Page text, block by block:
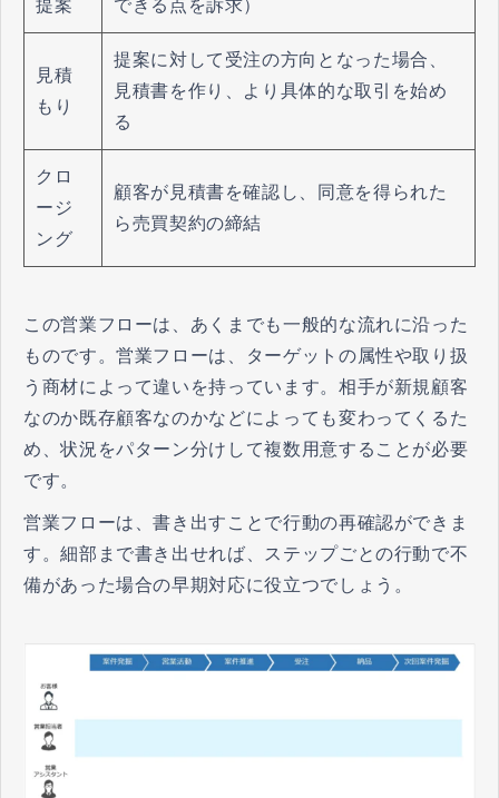
提案
できる点を訴求）
見積
もり
提案に対して受注の方向となった場合、
見積書を作り、より具体的な取引を始め
る
クロ
ージ
ング
顧客が見積書を確認し、同意を得られた
ら売買契約の締結
​​​​​​​この営業フローは、あくまでも一般的な流れに沿った
ものです。営業フローは、ターゲットの属性や取り扱
う商材によって違いを持っています。相手が新規顧客
なのか既存顧客なのかなどによっても変わってくるた
め、状況をパターン分けして複数用意することが必要
です。
営業フローは、書き出すことで行動の再確認ができま
す。細部まで書き出せれば、ステップごとの行動で不
備があった場合の早期対応に役立つでしょう。